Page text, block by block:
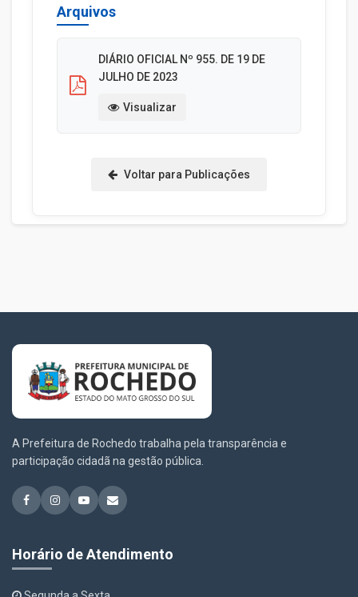
Arquivos
DIÁRIO OFICIAL Nº 955. DE 19 DE
JULHO DE 2023
Visualizar
Voltar para Publicações
A Prefeitura de Rochedo trabalha pela transparência e
participação cidadã na gestão pública.
Horário de Atendimento